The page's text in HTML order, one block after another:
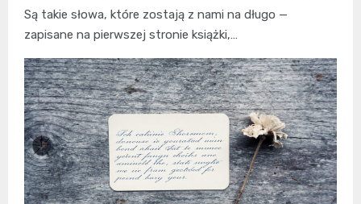
Są takie słowa, które zostają z nami na długo —
zapisane na pierwszej stronie książki,…